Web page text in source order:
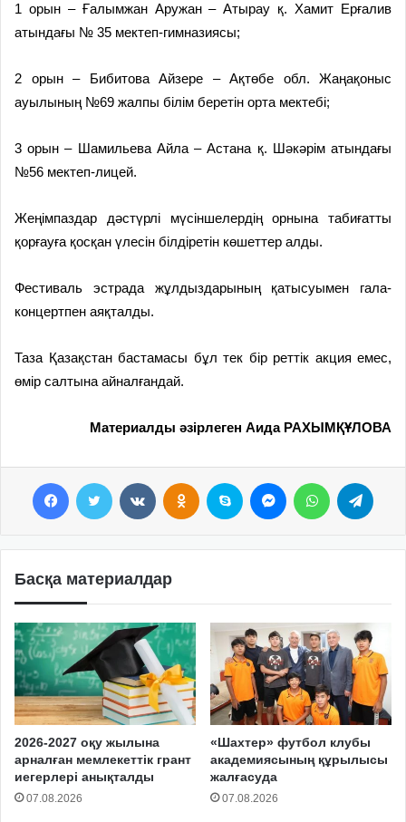
1 орын – Ғалымжан Аружан – Атырау қ. Хамит Ерғалив
атындағы № 35 мектеп-гимназиясы;
2 орын – Бибитова Айзере – Ақтөбе обл. Жаңақоныс
ауылының №69 жалпы білім беретін орта мектебі;
3 орын – Шамильева Айла – Астана қ. Шәкәрім атындағы
№56 мектеп-лицей.
Жеңімпаздар дәстүрлі мүсіншелердің орнына табиғатты
қорғауға қосқан үлесін білдіретін көшеттер алды.
Фестиваль эстрада жұлдыздарының қатысуымен гала-
концертпен аяқталды.
Таза Қазақстан бастамасы бұл тек бір реттік акция емес,
өмір салтына айналғандай.
Материалды әзірлеген Аида РАХЫМҚҰЛОВА
Басқа материалдар
2026-2027 оқу жылына
арналған мемлекеттік грант
иегерлері анықталды
07.08.2026
«Шахтер» футбол клубы
академиясының құрылысы
жалғасуда
07.08.2026